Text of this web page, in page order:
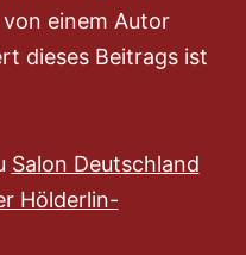
einem Autor
dieses Beitrags ist
Salon Deutschland
Hölderlin-